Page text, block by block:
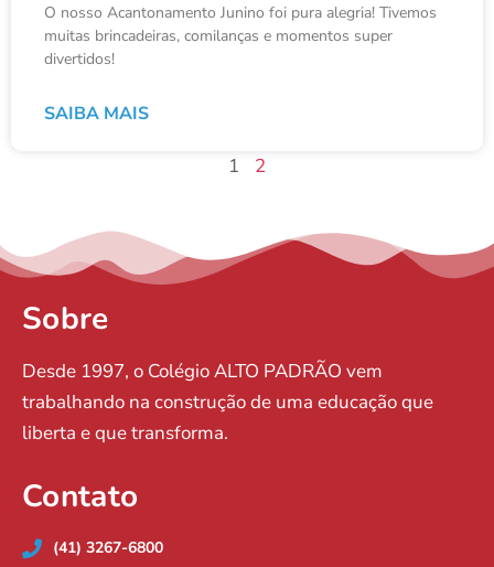
O nosso Acantonamento Junino foi pura alegria! Tivemos
muitas brincadeiras, comilanças e momentos super
divertidos!
SAIBA MAIS
1 2
Sobre
Desde 1997, o Colégio ALTO PADRÃO vem
trabalhando na construção de uma educação que
liberta e que transforma.
Contato
(41) 3267-6800